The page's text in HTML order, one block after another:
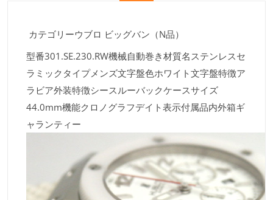
カテゴリーウブロ ビッグバン（N品）
型番301.SE.230.RW機械自動巻き材質名ステンレスセ
ラミックタイプメンズ文字盤色ホワイト文字盤特徴ア
ラビア外装特徴シースルーバックケースサイズ
44.0mm機能クロノグラフデイト表示付属品内外箱ギ
ャランティー